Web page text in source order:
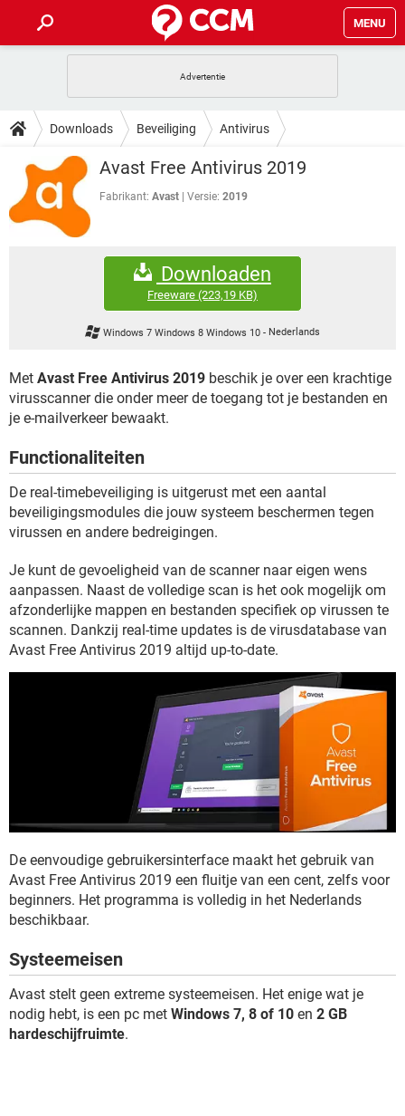
MENU
INSTAGRAM WINDOWS 10
NETFLIX CORONAVIRUS
GRATIS SNAPCHAT
TIKTOK
HOW-TO
VIDEOBELLEN
INSTAGRAM
NETFLIX
DOWNLOADS
VIDEOBELLEN GAMES
INSTAGRAM
CORONAVIRUS
SNAPCHAT
FORUM
WINDOWS 10
CORONAVIRUS
SNAPCHAT
GAMES
GRATIS SNAPCHAT
Downloads Beveiliging Antivirus
Avast Free Antivirus 2019
Fabrikant: Avast Versie: 2019
Downloaden
Freeware (223,19 KB)
Windows 7 Windows 8 Windows 10- Nederlands
Met Avast Free Antivirus 2019 beschik je over een krachtige
virusscanner die onder meer de toegang tot je bestanden en
je e-mailverkeer bewaakt.
Functionaliteiten
De real-timebeveiliging is uitgerust met een aantal
beveiligingsmodules die jouw systeem beschermen tegen
virussen en andere bedreigingen.
Je kunt de gevoeligheid van de scanner naar eigen wens
aanpassen. Naast de volledige scan is het ook mogelijk om
afzonderlijke mappen en bestanden specifiek op virussen te
scannen. Dankzij real-time updates is de virusdatabase van
Avast Free Antivirus 2019 altijd up-to-date.
De eenvoudige gebruikersinterface maakt het gebruik van
Avast Free Antivirus 2019 een fluitje van een cent, zelfs voor
beginners. Het programma is volledig in het Nederlands
beschikbaar.
Systeemeisen
Avast stelt geen extreme systeemeisen. Het enige wat je
nodig hebt, is een pc met Windows 7, 8 of 10 en 2 GB
hardeschijfruimte.